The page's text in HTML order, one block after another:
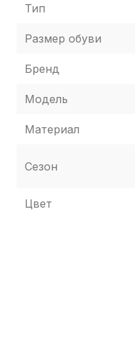
Тип
Размер обуви
Бренд
Модель
Материал
Сезон
Цвет